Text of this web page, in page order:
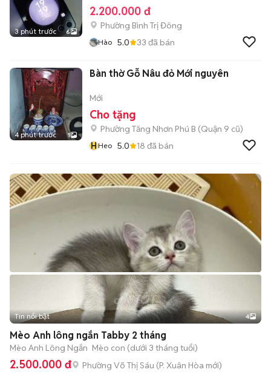
3 phút trước 6
2.200.000 đ
Phường Bình Trị Đông
Hào 5.0 33 đã bán
4 phút trước 1
Bàn thờ Gỗ Nâu đỏ Mới nguyên
Mới
Cho tặng
Phường Tăng Nhơn Phú B (Quận 9 cũ)
HHeo 5.0 18 đã bán
Tin nổi bật 4
Mèo Anh lông ngắn Tabby 2 tháng
Mèo Anh Lông Ngắn Mèo con (dưới 3 tháng tuổi)
2.500.000 đ Phường Võ Thị Sáu (P. Xuân Hòa mới)